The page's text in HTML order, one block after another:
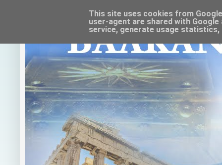
This site uses cookies from
user-agent are shared with
service, generate usage statistics,